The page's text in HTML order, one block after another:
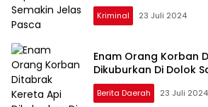
Kriminal 23 Juli 2024
Enam Orang Korban
Dikuburkan Di Dolok
Berita Daerah 23 Juli 2024